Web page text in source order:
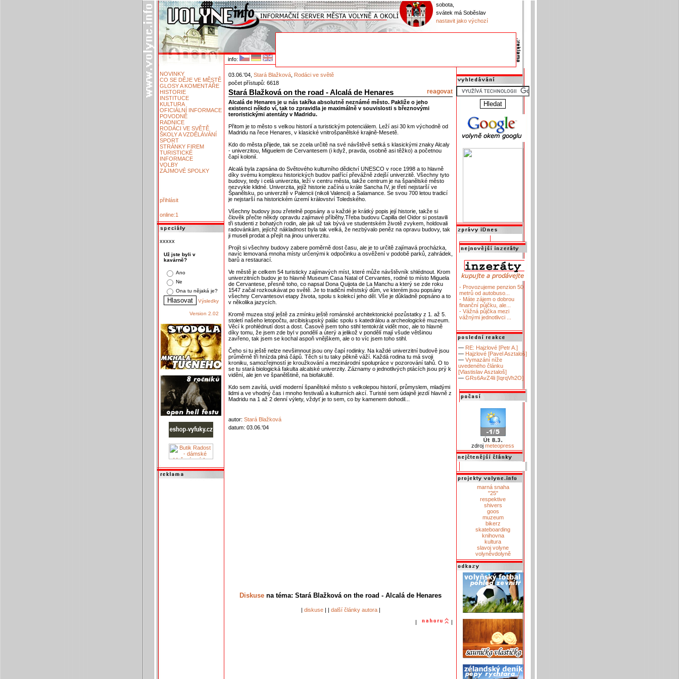
sobota,
svátek má Soběslav
nastavit jako výchozí
info:
NOVINKY
CO SE DĚJE VE MĚSTĚ
GLOSY A KOMENTÁŘE
HISTORIE
INSTITUCE
KULTURA
OFICIÁLNÍ INFORMACE
POVODNĚ
RADNICE
RODÁCI VE SVĚTĚ
ŠKOLY A VZDĚLÁVÁNÍ
SPORT
STRÁNKY FIREM
TURISTICKÉ
INFORMACE
VOLBY
ZÁJMOVÉ SPOLKY
přihlásit
online:1
xxxxx
Už jste byli v
kavárně?
Ano
Ne
Ona tu nějaká je?
Výsledky
Version 2.02
03.06.'04, Stará Blažková Rodáci ve světě
počet přístupů: 6618
reagovat
Stará Blažková on the road - Alcalá de Henares
Alcalá de Henares je u nás takřka absolutně neznámé město. Pakliže o jeho
existenci někdo ví, tak to zpravidla je maximálně v souvislosti s březnovými
teroristickými atentáty v Madridu.
Přitom je to město s velkou historií a turistickým potenciálem. Leží asi 30 km východně od
Madridu na řece Henares, v klasické vnitrošpanělské krajině-Mesetě.
Kdo do města přijede, tak se zcela určitě na své návštěvě setká s klasickými znaky Alcaly
- univerzitou, Miguelem de Cervantesem (i když, pravda, osobně asi těžko) a početnou
čapí kolonií.
Alcalá byla zapsána do Světového kulturního dědictví UNESCO v roce 1998 a to hlavně
díky svému komplexu historických budov patřící převážně zdejší univerzitě. Všechny tyto
budovy, tedy i celá univerzita, leží v centru města, takže centrum je na španělské město
nezvykle klidné. Univerzita, jejíž historie začíná u krále Sancha IV, je třetí nejstarší ve
Španělsku, po univerzitě v Palencii (nikoli Valencii) a Salamance. Se svou 700 letou tradicí
je nejstarší na historickém území království Toledského.
Všechny budovy jsou zřetelně popsány a u každé je krátký popis její historie, takže si
člověk přečte někdy opravdu zajímavé příběhy.Třeba budovu Capilla del Oidor si postavili
tři studenti z bohatých rodin, ale jak už tak bývá ve studentském životě zvykem, holdovali
radovánkám, jejíchž nákladnost byla tak velká, že nezbývalo peněz na opravu budovy, tak
ji museli prodat a přejít na jinou univerzitu.
Projít si všechny budovy zabere poměrně dost času, ale je to určitě zajímavá procházka,
navíc lemovaná mnoha místy určenými k odpočinku a osvěžení v podobě parků, zahrádek,
barů a restaurací.
Ve městě je celkem 54 turisticky zajímavých míst, které může návštěvník shlédnout. Krom
univerzitních budov je to hlavně Museum Casa Natal of Cervantes, rodné to místo Miguela
de Cervantese, přesně toho, co napsal Dona Quijota de La Manchu a který se zde roku
1547 začal rozkoukávat po světě. Je to tradiční městský dům, ve kterém jsou popsány
všechny Cervantesovi etapy života, spolu s kolekcí jeho děl. Vše je důkladně popsáno a to
v několika jazycích.
Kromě muzea stojí ještě za zmínku ještě románské architektonické pozůstatky z 1. až 5.
století našeho letopočtu, arcibiskupský palác spolu s katedrálou a archeologické muzeum.
Věcí k prohlédnutí dost a dost. Časově jsem toho stihl tentokrát vidět moc, ale to hlavně
díky tomu, že jsem zde byl v pondělí a úterý a jelikož v pondělí mají všude většinou
zavřeno, tak jsem se kochal aspoň vnějškem, ale o to víc jsem toho stihl.
Čeho si tu ještě nelze nevšimnout jsou ony čapí rodinky. Na každé univerzitní budově jsou
průměrně tři hnízda plná čápů. Těch si tu taky pěkně váží. Každá rodina tu má svoji
kroniku, samozřejmostí je kroužkování a mezinárodní spolupráce v pozorování tahů. O to
se tu stará biologická fakulta alcalské univerzity. Záznamy o jednotlivých ptácích jsou prý k
vidění, ale jen ve španělštině, na biofakultě.
Kdo sem zavítá, uvidí moderní španělské město s velkolepou historií, průmyslem, mladými
lidmi a ve vhodný čas i mnoho festivalů a kulturních akcí. Turisté sem údajně jezdí hlavně z
Madridu na 1 až 2 denní výlety, vždyť je to sem, co by kamenem dohodil...
autor: Stará Blažková
datum: 03.06.'04
Diskuse na téma: Stará Blažková on the road - Alcalá de Henares
| diskuse| | další články autora|
|
|
- Provozujeme penzion 50
metrů od autobuso...
- Máte zájem o dobrou
finanční půjčku, ale...
- Vážná půjčka mezi
vážnými jednotlivci ...
— RE: Hajzlové [Petr A.]
— Hajzlové [Pavel Asztaloš]
— Vymazání níže
uvedeného článku
[Vlastislav Asztaloš]
— GRs6AvZ4li [IqrqVh2O]
zdroj meteopress
marná snaha
"25"
respektive
shivers
goos
muzeum
bikerz
skateboarding
knihovna
kultura
slavoj volyne
volyněvdolyně